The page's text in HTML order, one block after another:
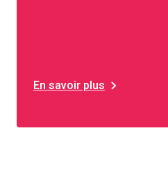
pastorale et les actions
En savoir plus